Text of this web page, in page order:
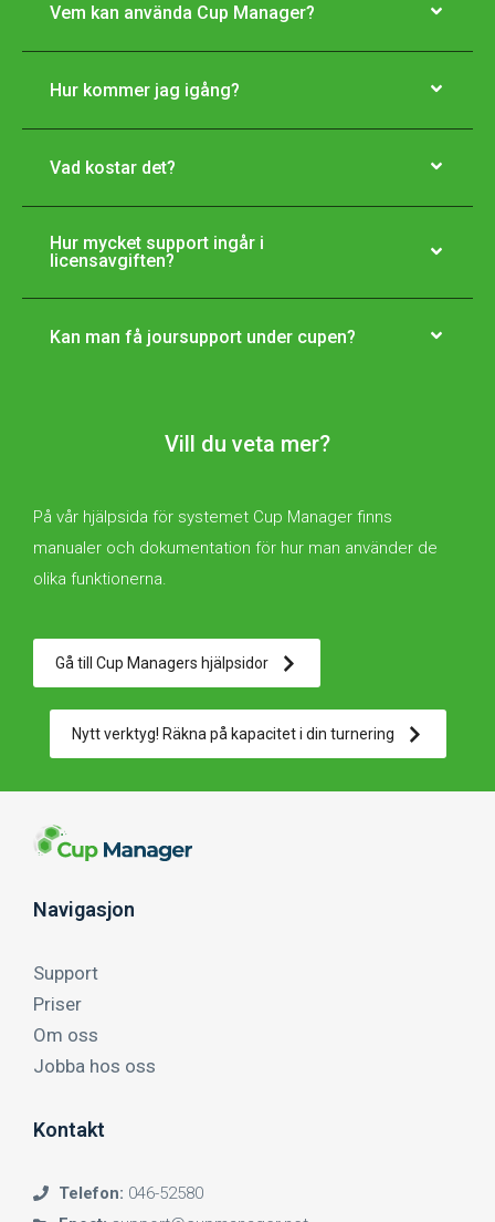
Vill du veta mer?
På vår hjälpsida för systemet Cup Manager finns
manualer och dokumentation för hur man använder de
olika funktionerna.
Gå till Cup Managers hjälpsidor
Nytt verktyg! Räkna på kapacitet i din turnering
Vem kan använda Cup Manager?
Hur kommer jag igång?
Vad kostar det?
Hur mycket support ingår i
licensavgiften?
Kan man få joursupport under cupen?
Navigasjon
Support
Priser
Om oss
Jobba hos oss
Kontakt
Telefon: 046-52580